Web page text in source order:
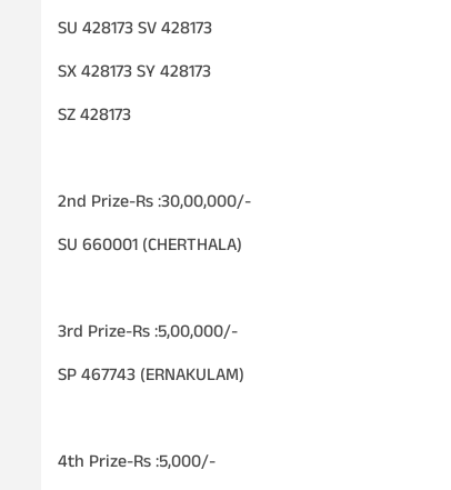
SU 428173 SV 428173
SX 428173 SY 428173
SZ 428173
2nd Prize-Rs :30,00,000/-
SU 660001 (CHERTHALA)
3rd Prize-Rs :5,00,000/-
SP 467743 (ERNAKULAM)
4th Prize-Rs :5,000/-